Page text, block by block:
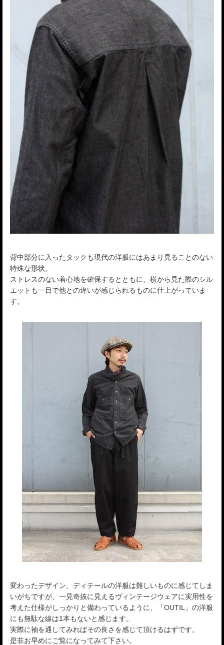
背中部分に入ったタックも現代の洋服にはあまり見ることのない
特殊な形状。
ストレスのない着心地を確保するとともに、横から見た際のシル
エットも一目で他との違いが感じられるものに仕上がっていま
す。
変わったデザイン、ディテールの洋服は難しいものに感じてしま
いがちですが、一見奇抜に見えるヴィンテージウェアに実用性を
考えた仕様がしっかりと備わっているように、「OUTIL」の洋服
にも無駄な線は1本もないと感じます。
実際に袖を通してみればその良さを感じて頂けるはずです。
是非お早めにご覧になってみて下さい。